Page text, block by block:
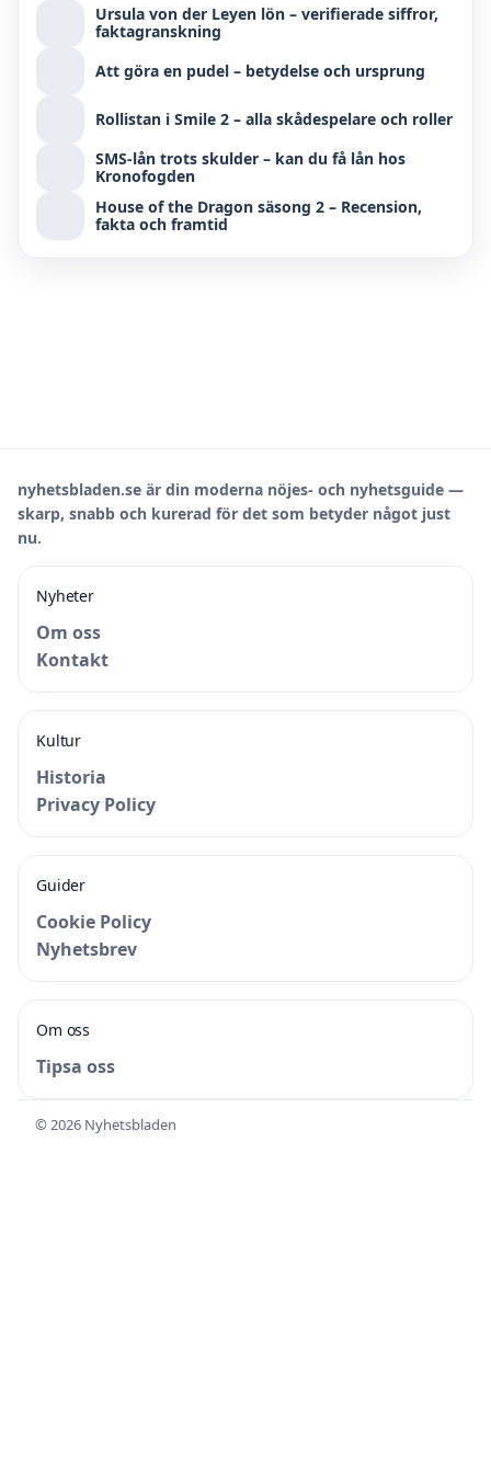
Ursula von der Leyen lön – verifierade siffror,
faktagranskning
Att göra en pudel – betydelse och ursprung
Rollistan i Smile 2 – alla skådespelare och roller
SMS-lån trots skulder – kan du få lån hos
Kronofogden
House of the Dragon säsong 2 – Recension,
fakta och framtid
nyhetsbladen.se är din moderna nöjes- och nyhetsguide —
skarp, snabb och kurerad för det som betyder något just
nu.
Nyheter
Om oss
Kontakt
Kultur
Historia
Privacy Policy
Guider
Cookie Policy
Nyhetsbrev
Om oss
Tipsa oss
© 2026 Nyhetsbladen